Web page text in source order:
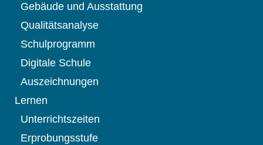
Gebäude und Ausstattung
Qualitätsanalyse
Schulprogramm
Digitale Schule
Auszeichnungen
Lernen
Unterrichtszeiten
Erprobungsstufe